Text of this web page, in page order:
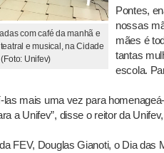
com café da manhã e
e musical, na Cidade
Unifev)
Pontes,
nossas
mães é
tantas
escola.
las mais uma vez para
a Unifev”, disse o reitor da
FEV, Douglas Gianoti, o Dia